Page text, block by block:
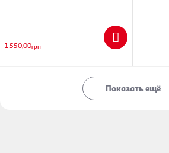
1 550,00грн
Показать ещё